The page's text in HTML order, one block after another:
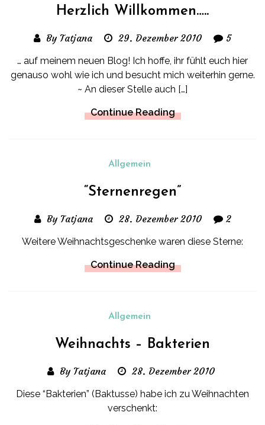
Herzlich Willkommen…..
By Tatjana 29. Dezember 2010 5
… auf meinem neuen Blog! Ich hoffe, ihr fühlt euch hier
genauso wohl wie ich und besucht mich weiterhin gerne.
~ An dieser Stelle auch […]
Continue Reading
Allgemein
“Sternenregen”
By Tatjana 28. Dezember 2010 2
Weitere Weihnachtsgeschenke waren diese Sterne:
Continue Reading
Allgemein
Weihnachts – Bakterien
By Tatjana 28. Dezember 2010
Diese “Bakterien” (Baktusse) habe ich zu Weihnachten
verschenkt: